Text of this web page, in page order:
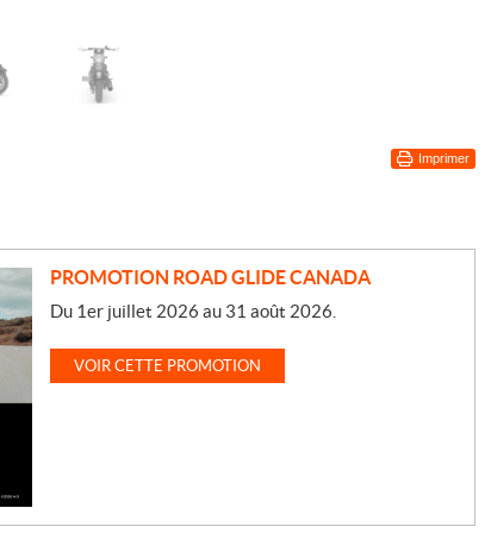
Imprimer
PROMOTION ROAD GLIDE CANADA
Du 1er juillet 2026 au 31 août 2026.
VOIR CETTE PROMOTION